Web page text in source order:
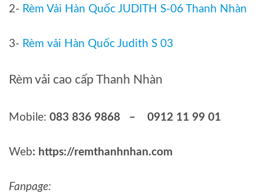
2- Rèm Vải Hàn Quốc JUDITH S-06 Thanh Nhàn
3- Rèm vải Hàn Quốc Judith S 03
Rèm vải cao cấp Thanh Nhàn
Mobile: 083 836 9868 – 0912 11 99 01
Web: https://remthanhnhan.com
Fanpage: